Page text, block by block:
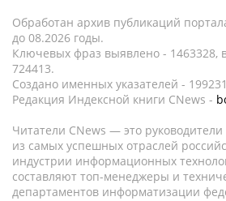
Обработан архив публикаций
до 08.2026 годы.
Ключевых фраз выявлено - 1463328,
724413.
Создано именных указателей -
Редакция Индексной книги CNews -
Читатели CNews — это
из самых успешных отраслей
индустрии информационных
составляют топ-менеджеры и
департаментов информатизации